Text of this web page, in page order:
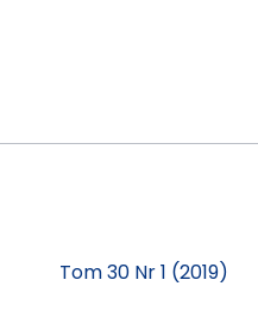
Tom 30 Nr 1 (2019)